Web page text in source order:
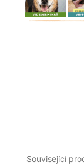
Související